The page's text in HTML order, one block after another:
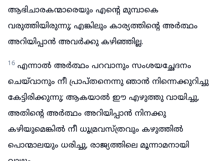
ആഭിചാരകന്മാരെയും എന്റെ മുമ്പാകെ
വരുത്തിയിരുന്നു; എങ്കിലും കാര്യത്തിന്റെ അർത്ഥം
അറിയിപ്പാൻ അവർക്കു കഴിഞ്ഞില്ല.
16 എന്നാൽ അർത്ഥം പറവാനും സംശയച്ഛേദനം
ചെയ്‌വാനും നീ പ്രാപ്തനെന്നു ഞാൻ നിന്നെക്കുറിച്ചു
കേട്ടിരിക്കുന്നു; ആകയാൽ ഈ എഴുത്തു വായിച്ചു,
അതിന്റെ അർത്ഥം അറിയിപ്പാൻ നിനക്കു
കഴിയുമെങ്കിൽ നീ ധൂമ്രവസ്ത്രവും കഴുത്തിൽ
പൊന്മാലയും ധരിച്ചു, രാജ്യത്തിലെ മൂന്നാമനായി